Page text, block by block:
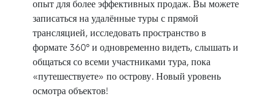
опыт для более эффективных продаж. Вы можете
записаться на удалённые туры с прямой
трансляцией, исследовать пространство в
формате 360° и одновременно видеть, слышать и
общаться со всеми участниками тура, пока
«путешествуете» по острову. Новый уровень
осмотра объектов!